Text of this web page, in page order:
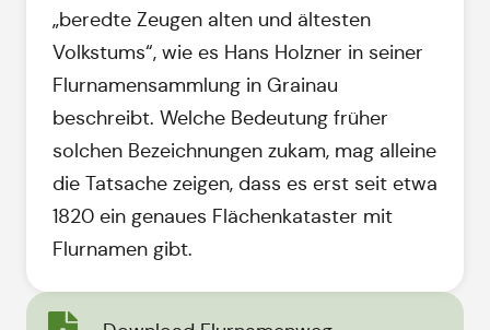
„beredte Zeugen alten und ältesten
Volkstums“, wie es Hans Holzner in seiner
Flurnamensammlung in Grainau
beschreibt. Welche Bedeutung früher
solchen Bezeichnungen zukam, mag alleine
die Tatsache zeigen, dass es erst seit etwa
1820 ein genaues Flächenkataster mit
Flurnamen gibt.